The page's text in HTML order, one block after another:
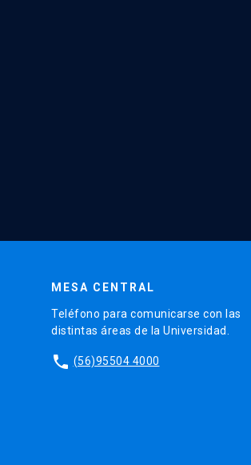
MESA CENTRAL
Teléfono para comunicarse con las
distintas áreas de la Universidad.
phone (56)95504 4000